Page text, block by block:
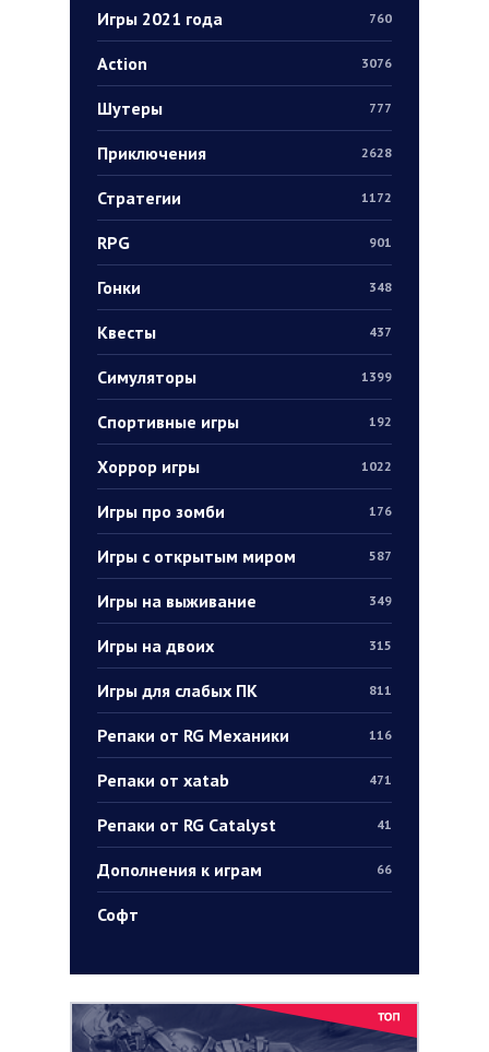
Игры 2021 года 760
Action 3076
Шутеры 777
Приключения 2628
Стратегии 1172
RPG 901
Гонки 348
Квесты 437
Симуляторы 1399
Спортивные игры 192
Хоррор игры 1022
Игры про зомби 176
Игры с открытым миром 587
Игры на выживание 349
Игры на двоих 315
Игры для слабых ПК 811
Репаки от RG Механики 116
Репаки от xatab 471
Репаки от RG Catalyst 41
Дополнения к играм 66
Софт